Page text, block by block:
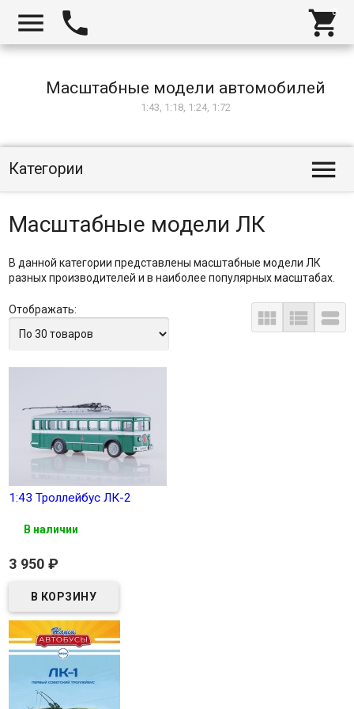
  
Масштабные модели автомобилей
1:43, 1:18, 1:24, 1:72
Категории 
Масштабные модели ЛК
В данной категории представлены масштабные модели ЛК
разных производителей и в наиболее популярных масштабах.
Отображать:   
1:43 Троллейбус ЛК-2
В наличии
3 950 ₽